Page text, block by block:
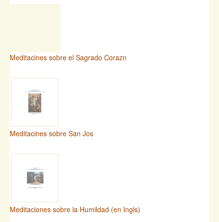
Meditacines sobre el Sagrado Corazn
Meditacines sobre San Jos
Meditaciones sobre la Humildad (en Ingls)